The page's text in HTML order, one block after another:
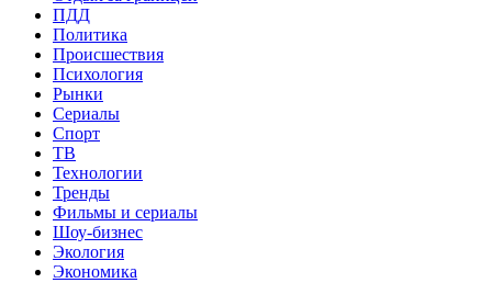
ПДД
Политика
Происшествия
Психология
Рынки
Сериалы
Спорт
ТВ
Технологии
Тренды
Фильмы и сериалы
Шоу-бизнес
Экология
Экономика